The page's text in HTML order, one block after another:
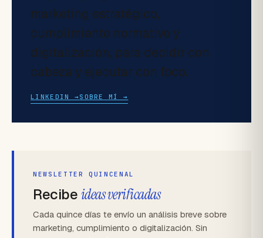
marketing estratégico,
cumplimiento normativo y
digitalización, para decidir con
cabeza y ejecutar con foco.
LINKEDIN →SOBRE MÍ →
NEWSLETTER QUINCENAL
Recibeideas verificadas
Cada quince días te envío un análisis breve sobre
marketing, cumplimiento o digitalización. Sin